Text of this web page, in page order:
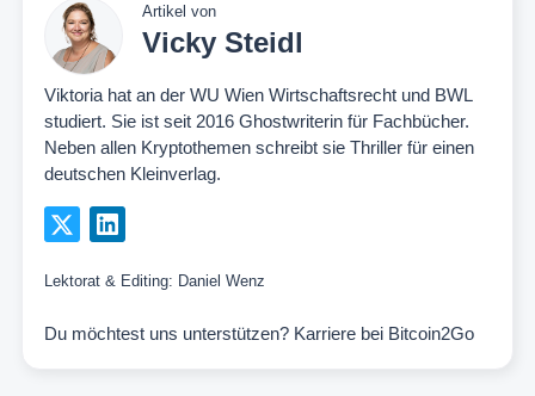
Artikel von
Vicky Steidl
Viktoria hat an der WU Wien Wirtschaftsrecht und BWL
studiert. Sie ist seit 2016 Ghostwriterin für Fachbücher.
Neben allen Kryptothemen schreibt sie Thriller für einen
deutschen Kleinverlag.
Lektorat & Editing: Daniel Wenz
Du möchtest uns unterstützen? Karriere bei Bitcoin2Go